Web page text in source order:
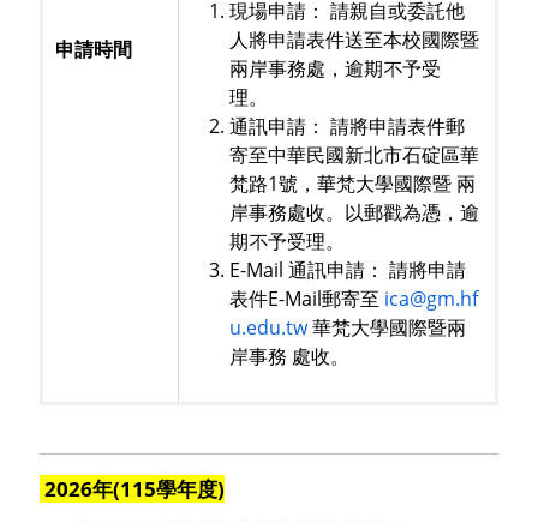
申請時間
現場申請： 請親自或委託他
人將申請表件送至本校國際暨
兩岸事務處，逾期不予受
理。
通訊申請： 請將申請表件郵
寄至中華民國新北市石碇區華
梵路1號，華梵大學國際暨 兩
岸事務處收。以郵戳為憑，逾
期不予受理。
E-Mail 通訊申請： 請將申請
表件E-Mail郵寄至 ica@gm.hf
u.edu.tw華梵大學國際暨兩
岸事務 處收。
2026年(115學年度)